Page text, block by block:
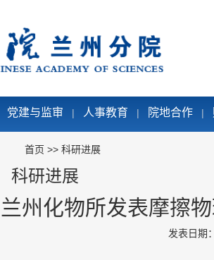
党建与监审 | 人事教育 | 院地合作 |
首页 >> 科研进展
科研进展
兰州化物所发表摩擦
发表日期